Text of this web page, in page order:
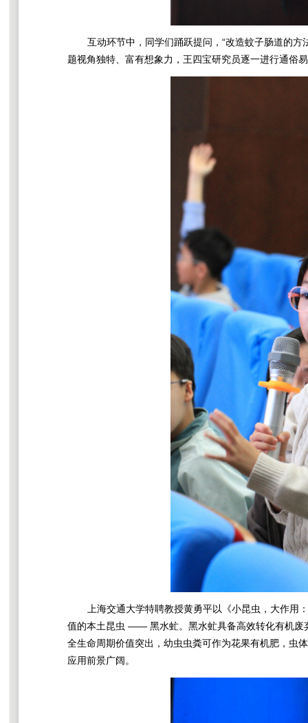
互动环节中，同学们踊跃提问，“改造蚊子肠道的
题视角独特、富有想象力，王四宝研究员逐一进行通俗
上海交通大学特聘教授黄勇平以《小昆虫，大作用
值的本土昆虫 —— 黑水虻。黑水虻具备高效转化有机废
全生命周期价值突出，幼虫虫粪可作为花果有机肥，虫
应用前景广阔。